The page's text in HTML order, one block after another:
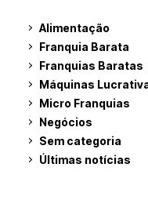
Alimentação
Franquia Barata
Franquias Baratas
Máquinas
Micro Franquias
Negócios
Sem categoria
Últimas notícias